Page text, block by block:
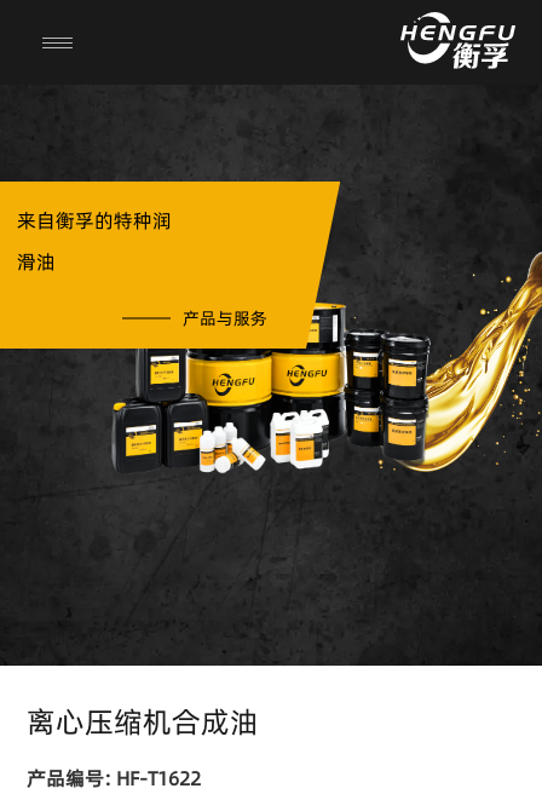
来自衡孚的特种润
滑油
产品与服务
离心压缩机合成油
产品编号: HF-T1622